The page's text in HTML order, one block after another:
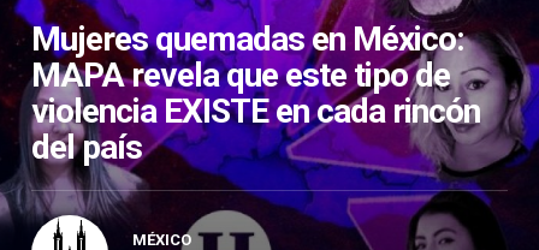
Mujeres quemadas en México:
MAPA revela que este tipo de
violencia EXISTE en cada rincón
del país
MÉXICO